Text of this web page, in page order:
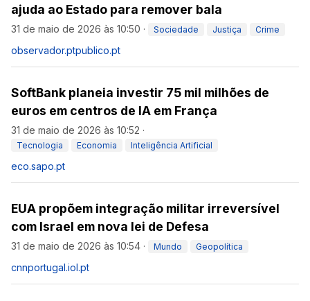
ajuda ao Estado para remover bala
31 de maio de 2026 às 10:50 · Sociedade Justiça Crime
observador.ptpublico.pt
SoftBank planeia investir 75 mil milhões de
euros em centros de IA em França
31 de maio de 2026 às 10:52 ·
Tecnologia Economia Inteligência Artificial
eco.sapo.pt
EUA propõem integração militar irreversível
com Israel em nova lei de Defesa
31 de maio de 2026 às 10:54 · Mundo Geopolítica
cnnportugal.iol.pt